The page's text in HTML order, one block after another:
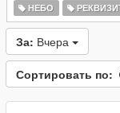
НЕБО
За: Вчера
Сортировать по: